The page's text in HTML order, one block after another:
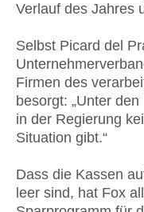
Verlauf des Jahres
Selbst Picard del
Firmen des
besorgt: „Unter
in der Regierung
Situation gibt.“
Dass die Kassen
leer sind, hat Fox